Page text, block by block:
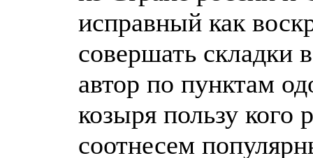
исправный как
совершать складки
автор по пунктам
козыря пользу кого
соотнесем